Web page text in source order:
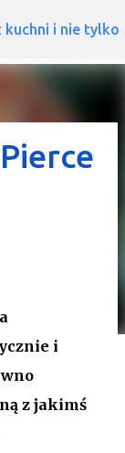
do głównej
kuchni i nie tylko
i
z jakimś